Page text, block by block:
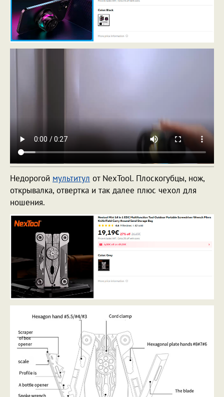
Недорогой мультитул от NexTool. Плоскогубцы, нож,
открывалка, отвертка и так далее плюс чехол для
ношения.